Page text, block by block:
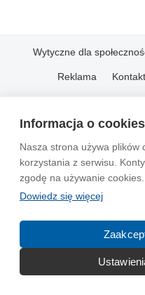
Informacja o cookies
Nasza strona używa plików
korzystania z serwisu.
zgodę na używanie cookies.
Dowiedz się więcej
Wytyczne dla
Reklama Kontakt